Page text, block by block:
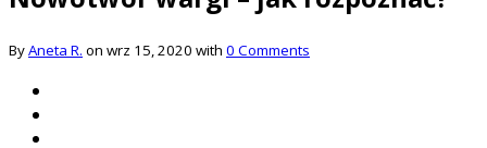
ByAneta R. on wrz 15, 2020 with 0 Comments